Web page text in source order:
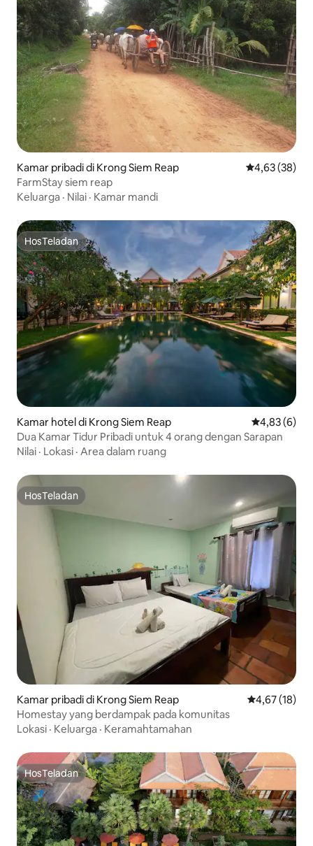
Kamar pribadi di Krong Siem Reap Nilai rata-rata
4,63 (38)
FarmStay siem reap
Keluarga · Nilai · Kamar mandi
HosTeladan
HosTeladan
Kamar hotel di Krong Siem Reap Nilai rata-
4,83 (6)
Dua Kamar Tidur Pribadi untuk 4 orang dengan Sarapan
Nilai · Lokasi · Area dalam ruang
HosTeladan
HosTeladan
Kamar pribadi di Krong Siem Reap Nilai rata-rata
4,67 (18)
Homestay yang berdampak pada komunitas
Lokasi · Keluarga · Keramahtamahan
HosTeladan
HosTeladan